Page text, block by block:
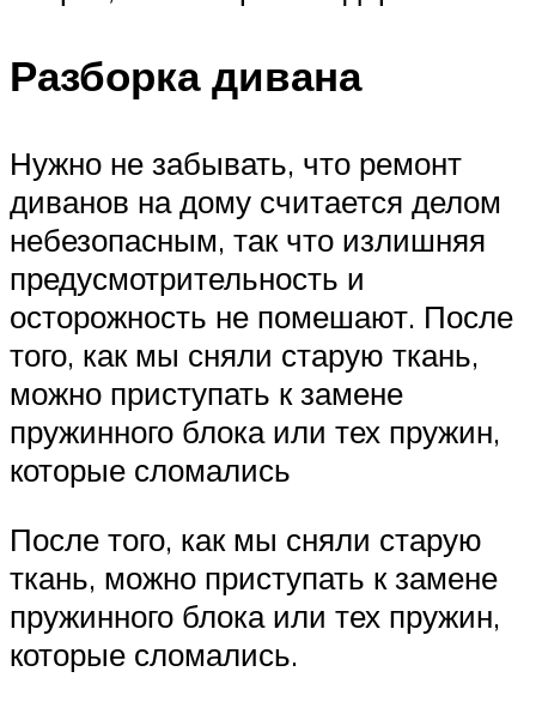
Разборка дивана
Нужно не забывать, что ремонт
диванов на дому считается делом
небезопасным, так что излишняя
предусмотрительность и
осторожность не помешают. После
того, как мы сняли старую ткань,
можно приступать к замене
пружинного блока или тех пружин,
которые сломались
После того, как мы сняли старую
ткань, можно приступать к замене
пружинного блока или тех пружин,
которые сломались.